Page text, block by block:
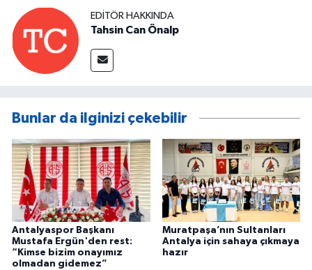
EDITÖR HAKKINDA
Tahsin Can Önalp
Bunlar da ilginizi çekebilir
Antalyaspor Başkanı
Mustafa Ergün'den rest:
“Kimse bizim onayımız
olmadan gidemez”
Muratpaşa’nın Sultanları
Antalya için sahaya çıkmaya
hazır